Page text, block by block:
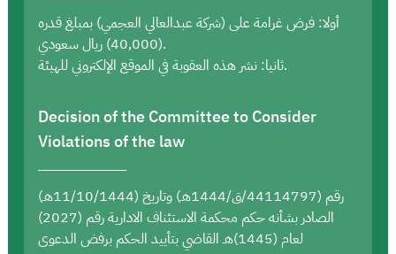
أولا: فرض غرامة على (شركة عبدالعالي العجمي) بمبلغ قدره
(40,000) ريال سعودي.
ثانيا: نشر هذه العقوبة في الموقع الإلكتروني للهيئة.
Decision of the Committee to Consider
Violations of the law
رقم (44114797/ق/1444هـ) وتاريخ (11/10/1444هـ)
الصادر بشأنه حكم محكمة الاستئناف الادارية رقم (2027)
لعام (1445)هـ القاضي بتأييد الحكم برفض الدعوى